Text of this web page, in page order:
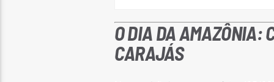
O DIA DA AMAZÔNIA:
CARAJÁS